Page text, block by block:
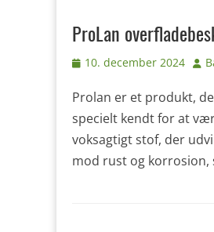
ProLan
Udgivet
10. december 2024
Prolan er et produkt,
specielt kendt for at
voksagtigt stof, der
mod rust og